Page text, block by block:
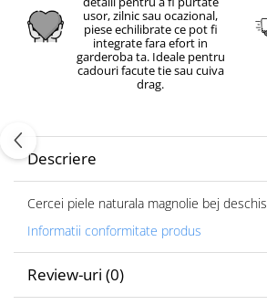
usor, zilnic sau ocazional,
piese echilibrate ce pot fi
integrate fara efort in
garderoba ta. Ideale pentru
cadouri facute tie sau cuiva
drag.
Descriere
Cercei piele naturala magnolie bej deschis
Informatii conformitate produs
Review-uri (0)